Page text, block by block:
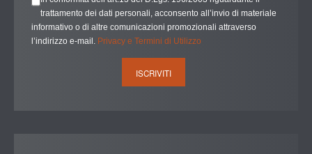
trattamento dei dati personali, acconsento all’invio di materiale
informativo o di altre comunicazioni promozionali attraverso
l’indirizzo e-mail. Privacy e Termini di Utilizzo